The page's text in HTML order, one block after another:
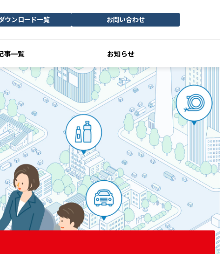
ウンロード一覧 お問い合わせ
事一覧 お知らせ